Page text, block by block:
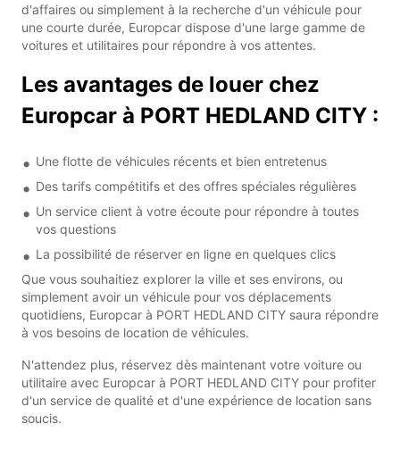
d'affaires ou simplement à la recherche d'un véhicule pour
une courte durée, Europcar dispose d'une large gamme de
voitures et utilitaires pour répondre à vos attentes.
Les avantages de louer chez
Europcar à PORT HEDLAND CITY :
Une flotte de véhicules récents et bien entretenus
Des tarifs compétitifs et des offres spéciales régulières
Un service client à votre écoute pour répondre à toutes
vos questions
La possibilité de réserver en ligne en quelques clics
Que vous souhaitiez explorer la ville et ses environs, ou
simplement avoir un véhicule pour vos déplacements
quotidiens, Europcar à PORT HEDLAND CITY saura répondre
à vos besoins de location de véhicules.
N'attendez plus, réservez dès maintenant votre voiture ou
utilitaire avec Europcar à PORT HEDLAND CITY pour profiter
d'un service de qualité et d'une expérience de location sans
soucis.